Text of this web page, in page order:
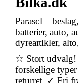
Parasol –
batterier, auto,
dyreartikler,
☆ Stort udvalg!
forskellige
returret. ✓ Fri